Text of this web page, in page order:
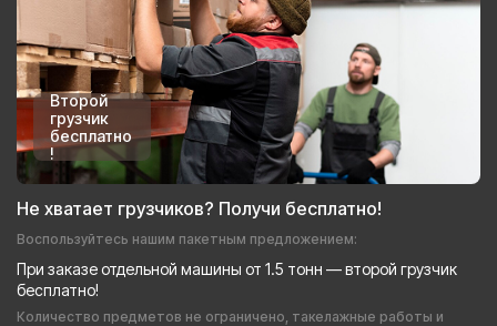
Второй
грузчик
бесплатно
!
Не хватает грузчиков? Получи бесплатно!
Воспользуйтесь нашим пакетным предложением:
При заказе отдельной машины от 1.5 тонн — второй грузчик
бесплатно!
Количество предметов не ограничено, такелажные работы и